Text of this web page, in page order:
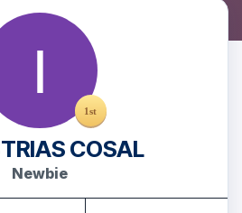
COSAL
Newbie